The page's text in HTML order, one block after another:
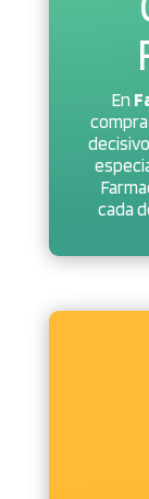
En
cada